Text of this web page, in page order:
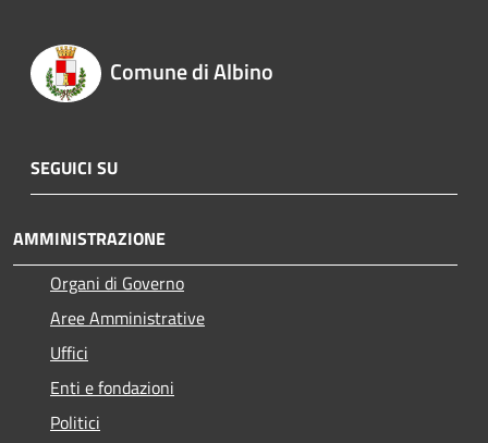
Comune di Albino
SEGUICI SU
AMMINISTRAZIONE
Organi di Governo
Aree Amministrative
Uffici
Enti e fondazioni
Politici